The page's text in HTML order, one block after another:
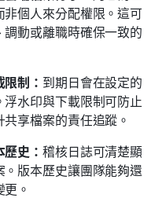
個人來分配權限。這可
動或離職時確保一致的
制： 到期日會在設定的
水印與下載限制可防止
享檔案的責任追蹤。
歷史：稽核日誌可清楚顯
版本歷史讓團隊能夠還
。